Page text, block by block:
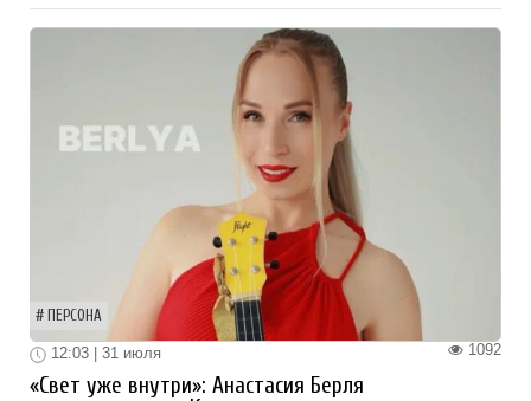
ПЕРСОНА
1092
12:03 | 31 июля
«Свет уже внутри»: Анастасия Берля